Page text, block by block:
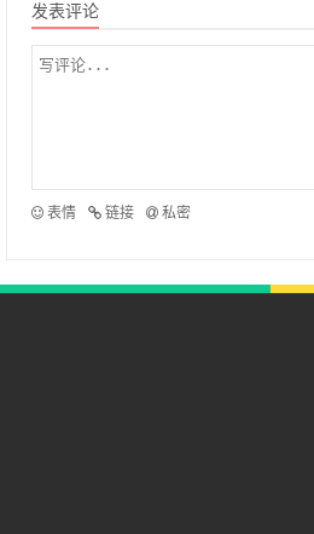
发表评论
表情 链接 私密